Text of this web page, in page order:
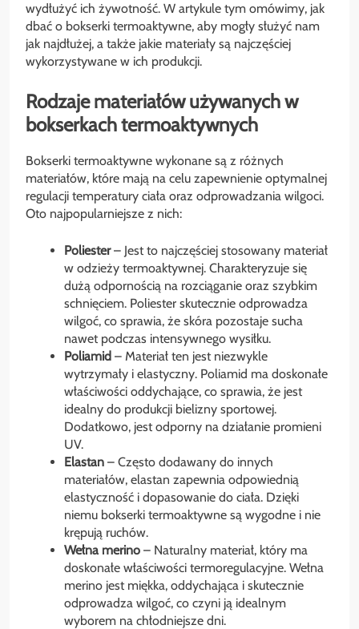
wydłużyć ich żywotność. W artykule tym omówimy, jak
dbać o bokserki termoaktywne, aby mogły służyć nam
jak najdłużej, a także jakie materiały są najczęściej
wykorzystywane w ich produkcji.
Rodzaje materiałów używanych w
bokserkach termoaktywnych
Bokserki termoaktywne wykonane są z różnych
materiałów, które mają na celu zapewnienie optymalnej
regulacji temperatury ciała oraz odprowadzania wilgoci.
Oto najpopularniejsze z nich:
Poliester– Jest to najczęściej stosowany materiał
w odzieży termoaktywnej. Charakteryzuje się
dużą odpornością na rozciąganie oraz szybkim
schnięciem. Poliester skutecznie odprowadza
wilgoć, co sprawia, że skóra pozostaje sucha
nawet podczas intensywnego wysiłku.
Poliamid – Materiał ten jest niezwykle
wytrzymały i elastyczny. Poliamid ma doskonałe
właściwości oddychające, co sprawia, że jest
idealny do produkcji bielizny sportowej.
Dodatkowo, jest odporny na działanie promieni
UV.
Elastan – Często dodawany do innych
materiałów, elastan zapewnia odpowiednią
elastyczność i dopasowanie do ciała. Dzięki
niemu bokserki termoaktywne są wygodne i nie
krępują ruchów.
Wełna merino – Naturalny materiał, który ma
doskonałe właściwości termoregulacyjne. Wełna
merino jest miękka, oddychająca i skutecznie
odprowadza wilgoć, co czyni ją idealnym
wyborem na chłodniejsze dni.